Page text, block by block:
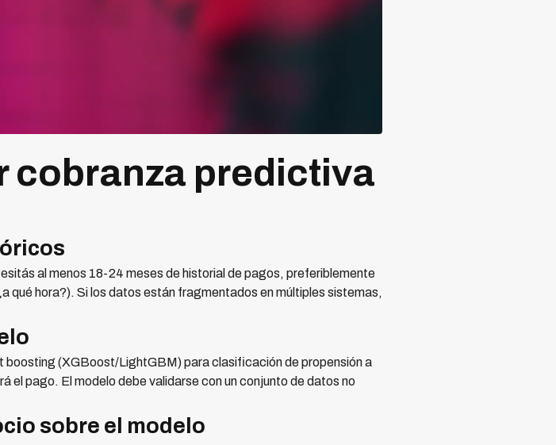
cobranza predictiva
al menos 18-24 meses de historial de pagos, preferiblemente
hora?). Si los datos están fragmentados en múltiples sistemas,
boosting (XGBoost/LightGBM) para clasificación de propensión a
el pago. El modelo debe validarse con un conjunto de datos no
sobre el modelo